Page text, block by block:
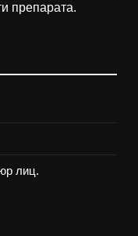
препарата.
лиц.